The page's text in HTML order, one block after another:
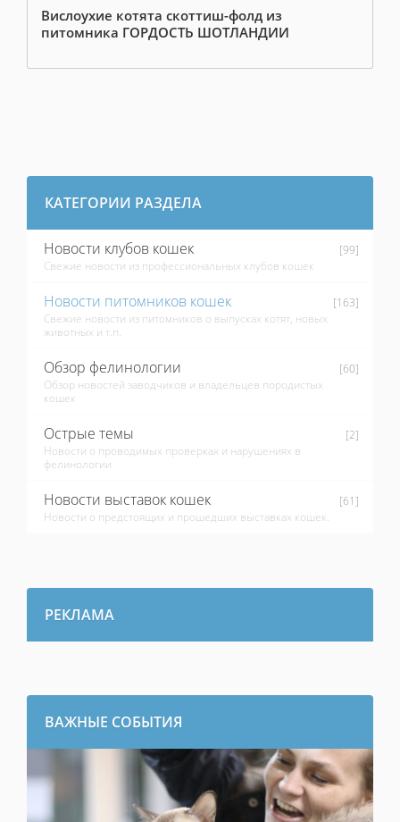
Вислоухие котята скоттиш-фолд из
питомника ГОРДОСТЬ ШОТЛАНДИИ
КАТЕГОРИИ РАЗДЕЛА
Новости клубов кошек
[99]
Свежие новости из профессиональных клубов кошек
Новости питомников кошек
[163]
Свежие новости из питомников о выпусках котят, новых
животных и т.п.
Обзор фелинологии
[60]
Обзор новостей заводчиков и владельцев породистых
кошек
Острые темы
[2]
Новости о проводимых проверках и нарушениях в
фелинологии
Новости выставок кошек
[61]
Новости о предстоящих и прошедших выставках кошек.
РЕКЛАМА
ВАЖНЫЕ СОБЫТИЯ